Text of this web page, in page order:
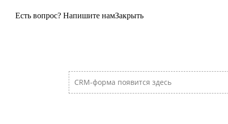
Есть вопрос? Напишите намЗакрыть